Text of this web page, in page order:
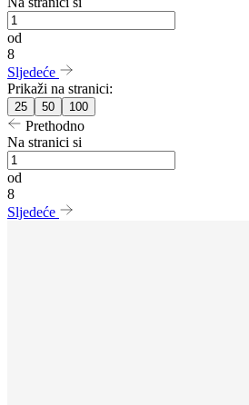
od
8
Sljedeće
Prikaži na stranici:
25 50 100
Prethodno
Na stranici si
od
8
Sljedeće